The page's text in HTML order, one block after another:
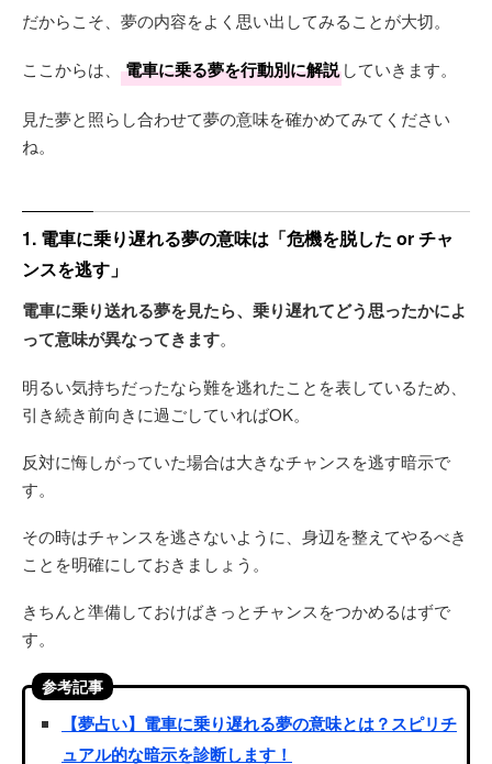
だからこそ、夢の内容をよく思い出してみることが大切。
ここからは、 電車に乗る夢を行動別に解説 していきます。
見た夢と照らし合わせて夢の意味を確かめてみてください
ね。
1. 電車に乗り遅れる夢の意味は「危機を脱した or チャ
ンスを逃す」
電車に乗り送れる夢を見たら、乗り遅れてどう思ったかによ
って意味が異なってきます。
明るい気持ちだったなら難を逃れたことを表しているため、
引き続き前向きに過ごしていればOK。
反対に悔しがっていた場合は大きなチャンスを逃す暗示で
す。
その時はチャンスを逃さないように、身辺を整えてやるべき
ことを明確にしておきましょう。
きちんと準備しておけばきっとチャンスをつかめるはずで
す。
参考記事
【夢占い】電車に乗り遅れる夢の意味とは？スピリチ
ュアル的な暗示を診断します！